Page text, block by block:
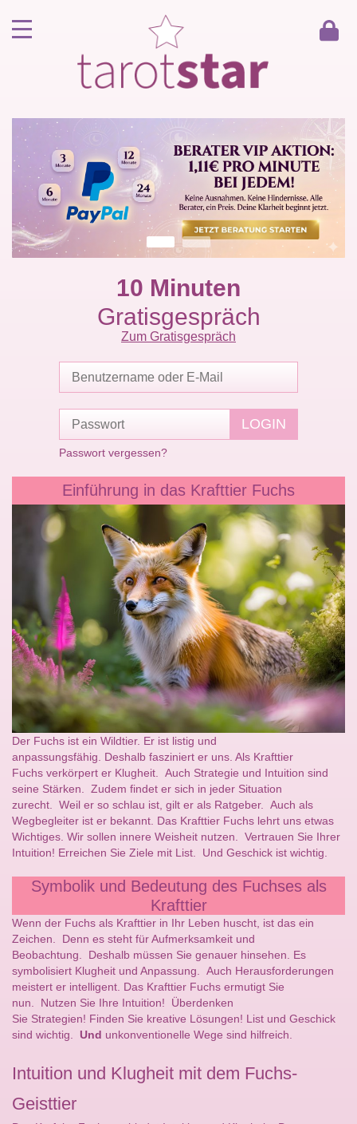
Kunde werden
Berater werden
Kartenlegen Gratisgespräch
Gästebuch
10 Minuten
Gratisgespräch
Zum Gratisgespräch
Passwort vergessen?
Einführung in das Krafttier Fuchs
Der Fuchs ist ein Wildtier. Er ist listig und
anpassungsfähig. Deshalb fasziniert er uns. Als Krafttier
Fuchs verkörpert er Klugheit. Auch Strategie und Intuition sind
seine Stärken. Zudem findet er sich in jeder Situation
zurecht. Weil er so schlau ist, gilt er als Ratgeber. Auch als
Wegbegleiter ist er bekannt. Das Krafttier Fuchs lehrt uns etwas
Wichtiges. Wir sollen innere Weisheit nutzen. Vertrauen Sie Ihrer
Intuition! Erreichen Sie Ziele mit List. Und Geschick ist wichtig.
Symbolik und Bedeutung des Fuchses als
Krafttier
Wenn der Fuchs als Krafttier in Ihr Leben huscht, ist das ein
Zeichen. Denn es steht für Aufmerksamkeit und
Beobachtung. Deshalb müssen Sie genauer hinsehen. Es
symbolisiert Klugheit und Anpassung. Auch Herausforderungen
meistert er intelligent. Das Krafttier Fuchs ermutigt Sie
nun. Nutzen Sie Ihre Intuition! Überdenken
Sie Strategien! Finden Sie kreative Lösungen! List und Geschick
sind wichtig. Und unkonventionelle Wege sind hilfreich.
Intuition und Klugheit mit dem Fuchs-
Geisttier